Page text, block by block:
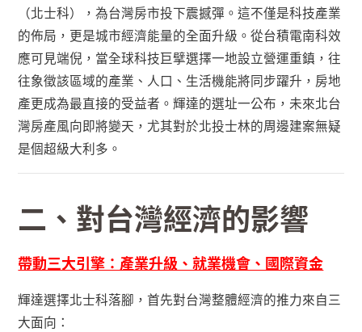
（北士科），為台灣房市投下震撼彈。這不僅是科技產業
的佈局，更是城市經濟能量的全面升級。從台積電南科效
應可見端倪，當全球科技巨擘選擇一地設立營運重鎮，往
往象徵該區域的產業、人口、生活機能將同步躍升，房地
產更成為最直接的受益者。輝達的選址一公布，未來北台
灣房產風向即將變天，尤其對於北投士林的周邊建案無疑
是個超級大利多。
二、 對台灣經濟的影響
帶動三大引擎：產業升級、就業機會、國際資金
輝達選擇北士科落腳，首先對台灣整體經濟的推力來自三
大面向：